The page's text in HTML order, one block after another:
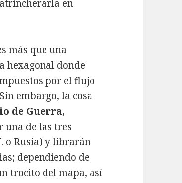
en
más que una
hexagonal donde
por el flujo
embargo, la cosa
de Guerra,
una de las tres
o Rusia) y librarán
dependiendo de
trocito del mapa, así